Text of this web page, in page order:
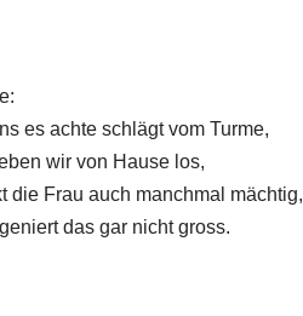
es achte schlägt vom Turme,
wir von Hause los,
die Frau auch manchmal mächtig,
das gar nicht gross.